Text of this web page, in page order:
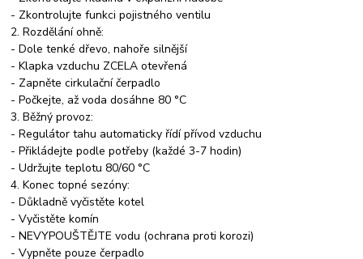
- Zkontrolujte funkci pojistného ventilu
2. Rozdělání ohně:
- Dole tenké dřevo, nahoře silnější
- Klapka vzduchu ZCELA otevřená
- Zapněte cirkulační čerpadlo
- Počkejte, až voda dosáhne 80 °C
3. Běžný provoz:
- Regulátor tahu automaticky řídí přívod vzduchu
- Přikládejte podle potřeby (každé 3-7 hodin)
- Udržujte teplotu 80/60 °C
4. Konec topné sezóny:
- Důkladně vyčistěte kotel
- Vyčistěte komín
- NEVYPOUŠTĚJTE vodu (ochrana proti korozi)
- Vypněte pouze čerpadlo